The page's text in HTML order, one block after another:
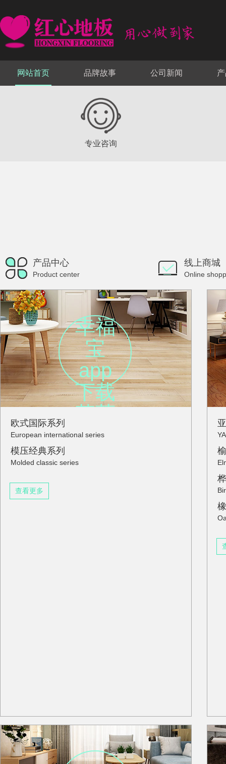
网站首页 品牌故事 公司新闻
专业咨询
产品中心
Product center
线上商城
Online
幸福
宝
app
下载
草莓
破解
欧式国际系列
European international series
模压经典系列
Molded classic series
查看更多